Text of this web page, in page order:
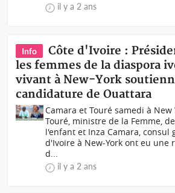
il y a 2 ans
Info
Côte d'Ivoire :
les femmes de la diaspora
vivant à New-York
candidature de Ouattara
Camara et Touré samedi à New
Touré, ministre de la Femme,
l'enfant et Inza Camara, consul
d'Ivoire à New-York ont eu une
d...
il y a 2 ans